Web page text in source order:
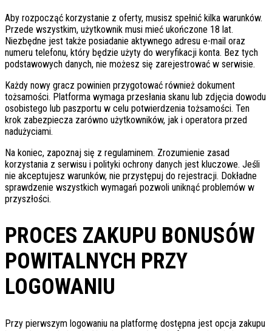
Aby rozpocząć korzystanie z oferty, musisz spełnić kilka warunków.
Przede wszystkim, użytkownik musi mieć ukończone 18 lat.
Niezbędne jest także posiadanie aktywnego adresu e-mail oraz
numeru telefonu, który będzie użyty do weryfikacji konta. Bez tych
podstawowych danych, nie możesz się zarejestrować w serwisie.
Każdy nowy gracz powinien przygotować również dokument
tożsamości. Platforma wymaga przesłania skanu lub zdjęcia dowodu
osobistego lub paszportu w celu potwierdzenia tożsamości. Ten
krok zabezpiecza zarówno użytkowników, jak i operatora przed
nadużyciami.
Na koniec, zapoznaj się z regulaminem. Zrozumienie zasad
korzystania z serwisu i polityki ochrony danych jest kluczowe. Jeśli
nie akceptujesz warunków, nie przystępuj do rejestracji. Dokładne
sprawdzenie wszystkich wymagań pozwoli uniknąć problemów w
przyszłości.
PROCES ZAKUPU BONUSÓW
POWITALNYCH PRZY
LOGOWANIU
Przy pierwszym logowaniu na platformę dostępna jest opcja zakupu